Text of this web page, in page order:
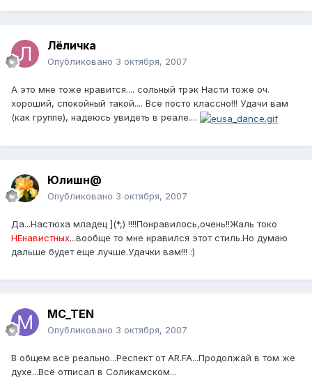
Лёличка
Опубликовано 3 октября, 2007
А это мне тоже нравится.... сольный трэк Насти тоже оч.
хороший, спокойный такой.... Все посто классно!!! Удачи вам
(как группе), надеюсь увидеть в реале....
Юлишн@
Опубликовано 3 октября, 2007
Да...Настюха младец ](*,) !!!!Понравилось,очень!!Жаль токо
НЕнавистных...вообще то мне нравился этот стиль.Но думаю
дальше будет еще лучше.Удачки вам!!! :)
MC_TEN
Опубликовано 3 октября, 2007
В общем всё реально...Респект от AR.FA...Продолжай в том же
духе...Всё отписал в Соликамском...